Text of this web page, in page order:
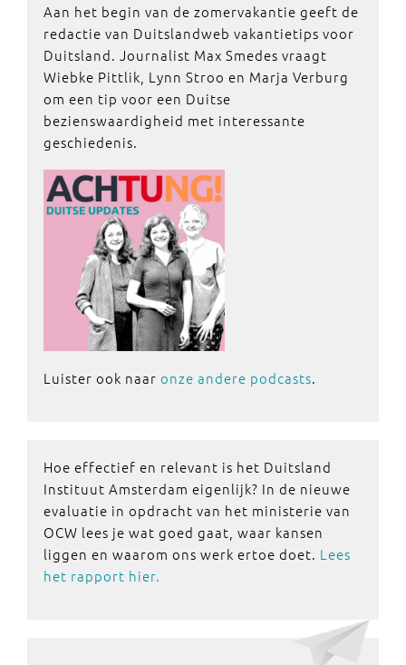
Aan het begin van de zomervakantie geeft de
redactie van Duitslandweb vakantietips voor
Duitsland. Journalist Max Smedes vraagt
Wiebke Pittlik, Lynn Stroo en Marja Verburg
om een tip voor een Duitse
bezienswaardigheid met interessante
geschiedenis.
Luister ook naar onze andere podcasts.
Hoe effectief en relevant is het Duitsland
Instituut Amsterdam eigenlijk? In de nieuwe
evaluatie in opdracht van het ministerie van
OCW lees je wat goed gaat, waar kansen
liggen en waarom ons werk ertoe doet. Lees
het rapport hier.